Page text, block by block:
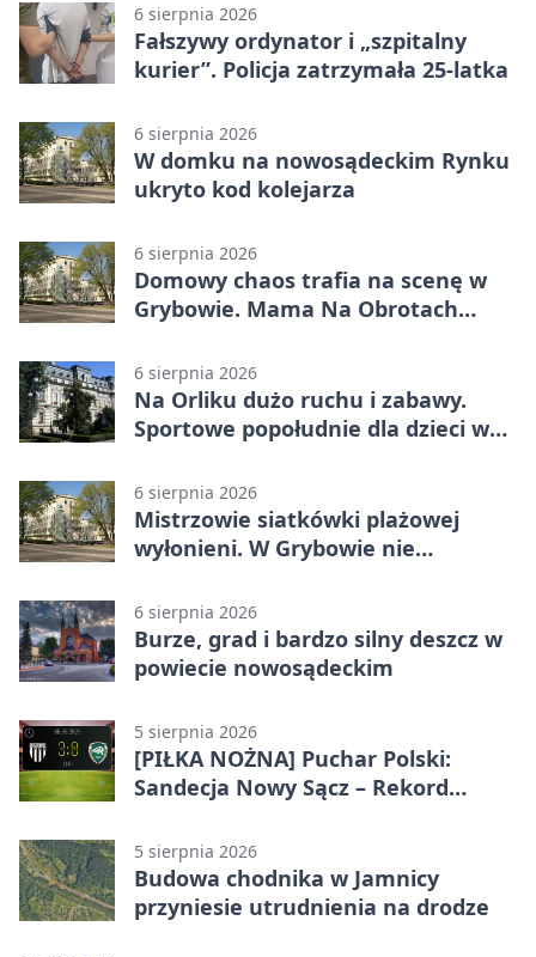
6 sierpnia 2026
Fałszywy ordynator i „szpitalny
kurier”. Policja zatrzymała 25-latka
6 sierpnia 2026
W domku na nowosądeckim Rynku
ukryto kod kolejarza
6 sierpnia 2026
Domowy chaos trafia na scenę w
Grybowie. Mama Na Obrotach
6 sierpnia 2026
Na Orliku dużo ruchu i zabawy.
Sportowe popołudnie dla dzieci w
6 sierpnia 2026
Mistrzowie siatkówki plażowej
wyłonieni. W Grybowie nie
6 sierpnia 2026
Burze, grad i bardzo silny deszcz w
powiecie nowosądeckim
5 sierpnia 2026
[PIŁKA NOŻNA] Puchar Polski:
Sandecja Nowy Sącz – Rekord
5 sierpnia 2026
Budowa chodnika w Jamnicy
przyniesie utrudnienia na drodze